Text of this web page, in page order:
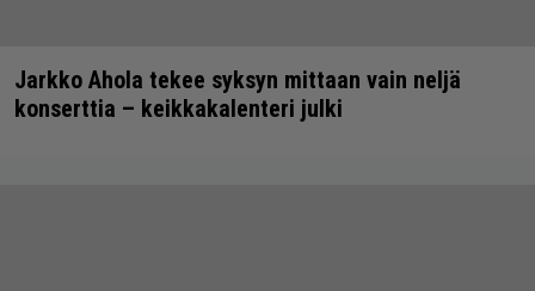
Jarkko Ahola tekee syksyn mittaan vain neljä
konserttia – keikkakalenteri julki